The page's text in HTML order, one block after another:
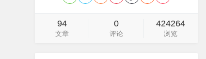
94
文章
0
评论
424264
浏览